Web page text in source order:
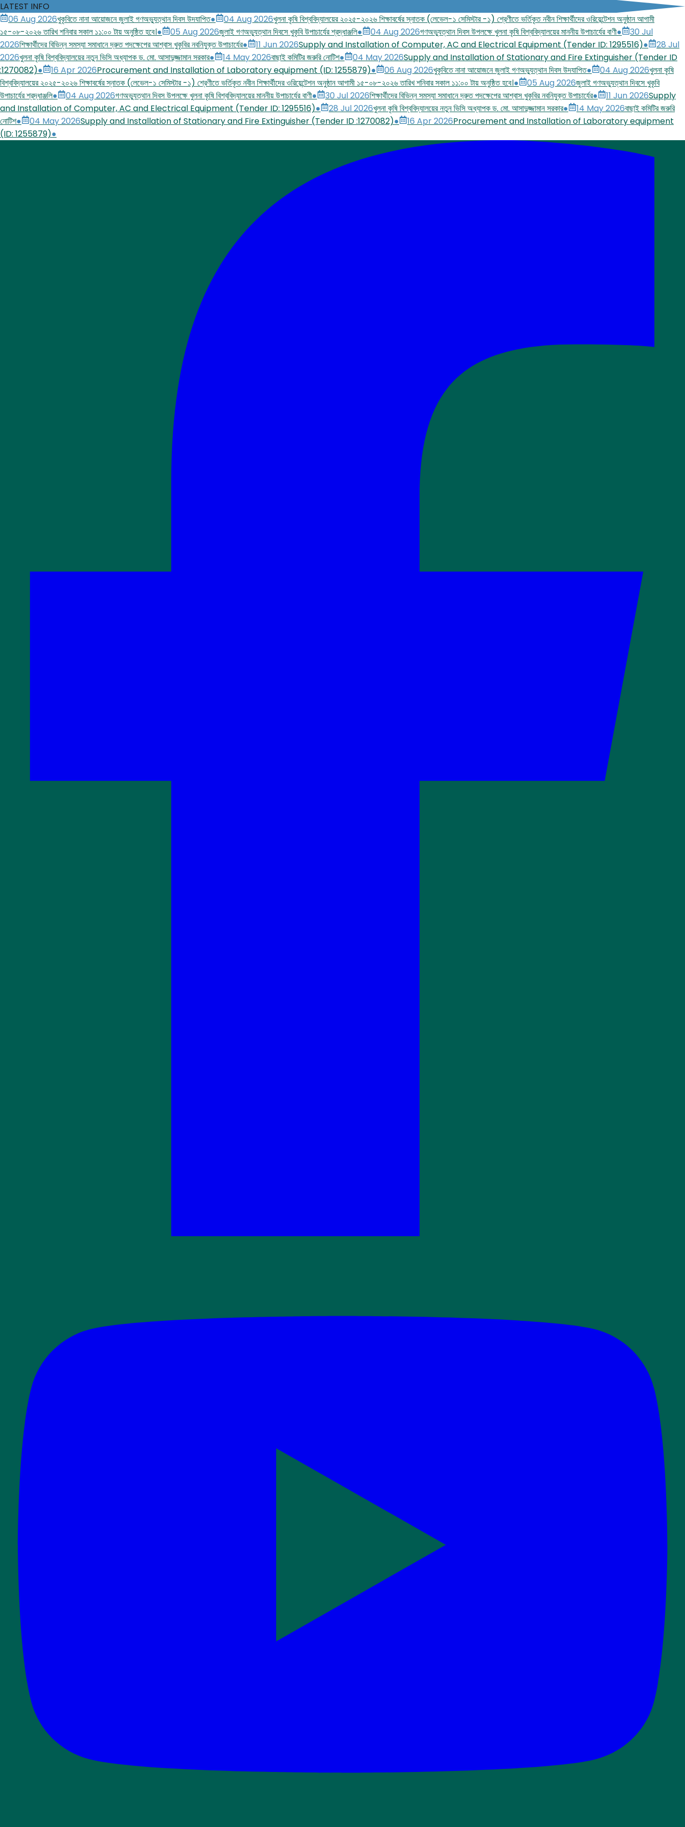
LATEST INFO
06 Aug 2026খুকৃবিতে নানা আয়োজনে জুলাই গণঅভ্যুত্থান দিবস উদযাপিত● 04 Aug 2026খুলনা কৃষি বিশ্ববিদ্যালয়ের ২০২৫-২০২৬ শিক্ষাবর্ষের স্নাতক (লেভেল-১ সেমিস্টার -১) শ্রেণীতে ভর্তিকৃত নবীন শিক্ষার্থীদের ওরিয়েন্টেশন অনুষ্ঠান আগামী
১৫-০৮-২০২৬ তারিখ শনিবার সকাল ১১:০০ টায় অনুষ্ঠিত হবে।● 05 Aug 2026জুলাই গণঅভ্যুত্থান দিবসে খুকৃবি উপাচার্যের শ্রদ্ধাঞ্জলি● 04 Aug 2026গণঅভ্যুত্থান দিবস উপলক্ষে খুলনা কৃষি বিশ্ববিদ্যালয়ের মাননীয় উপাচার্যের বাণী●
30 Jul
2026শিক্ষার্থীদের বিভিন্ন সমস্যা সমাধানে দ্রুত পদক্ষেপের আশ্বাস খুকৃবির নবনিযুক্ত উপাচার্যের● 11 Jun 2026Supply and Installation of Computer, AC and Electrical Equipment (Tender ID: 1295516)●
28 Jul
2026খুলনা কৃষি বিশ্ববিদ্যালয়ের নতুন ভিসি অধ্যাপক ড. মো. আসাদুজ্জামান সরকার● 14 May 2026বাছাই কমিটির জরুরি নোটিশ● 04 May 2026Supply and Installation of Stationary and Fire Extinguisher (Tender ID
:1270082)● 16 Apr 2026Procurement and Installation of Laboratory equipment (ID: 1255879)● 06 Aug 2026খুকৃবিতে নানা আয়োজনে জুলাই গণঅভ্যুত্থান দিবস উদযাপিত● 04 Aug 2026খুলনা কৃষি
বিশ্ববিদ্যালয়ের ২০২৫-২০২৬ শিক্ষাবর্ষের স্নাতক (লেভেল-১ সেমিস্টার -১) শ্রেণীতে ভর্তিকৃত নবীন শিক্ষার্থীদের ওরিয়েন্টেশন অনুষ্ঠান আগামী ১৫-০৮-২০২৬ তারিখ শনিবার সকাল ১১:০০ টায় অনুষ্ঠিত হবে।● 05 Aug 2026জুলাই গণঅভ্যুত্থান দিবসে খুকৃবি
উপাচার্যের শ্রদ্ধাঞ্জলি● 04 Aug 2026গণঅভ্যুত্থান দিবস উপলক্ষে খুলনা কৃষি বিশ্ববিদ্যালয়ের মাননীয় উপাচার্যের বাণী● 30 Jul 2026শিক্ষার্থীদের বিভিন্ন সমস্যা সমাধানে দ্রুত পদক্ষেপের আশ্বাস খুকৃবির নবনিযুক্ত উপাচার্যের● 11 Jun 2026Supply
and Installation of Computer, AC and Electrical Equipment (Tender ID: 1295516)● 28 Jul 2026খুলনা কৃষি বিশ্ববিদ্যালয়ের নতুন ভিসি অধ্যাপক ড. মো. আসাদুজ্জামান সরকার● 14 May 2026বাছাই কমিটির জরুরি
নোটিশ● 04 May 2026Supply and Installation of Stationary and Fire Extinguisher (Tender ID :1270082)● 16 Apr 2026Procurement and Installation of Laboratory equipment
(ID: 1255879)●